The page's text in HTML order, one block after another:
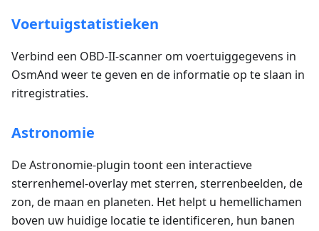
Voertuigstatistieken
Verbind een OBD-II-scanner om voertuiggegevens in
OsmAnd weer te geven en de informatie op te slaan in
ritregistraties.
Astronomie
De Astronomie-plugin toont een interactieve
sterrenhemel-overlay met sterren, sterrenbeelden, de
zon, de maan en planeten. Het helpt u hemellichamen
boven uw huidige locatie te identificeren, hun banen